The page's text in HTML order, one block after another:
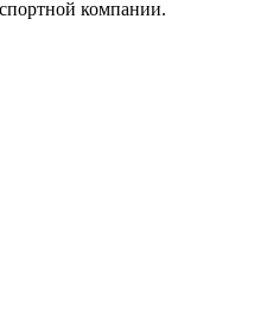
компании.